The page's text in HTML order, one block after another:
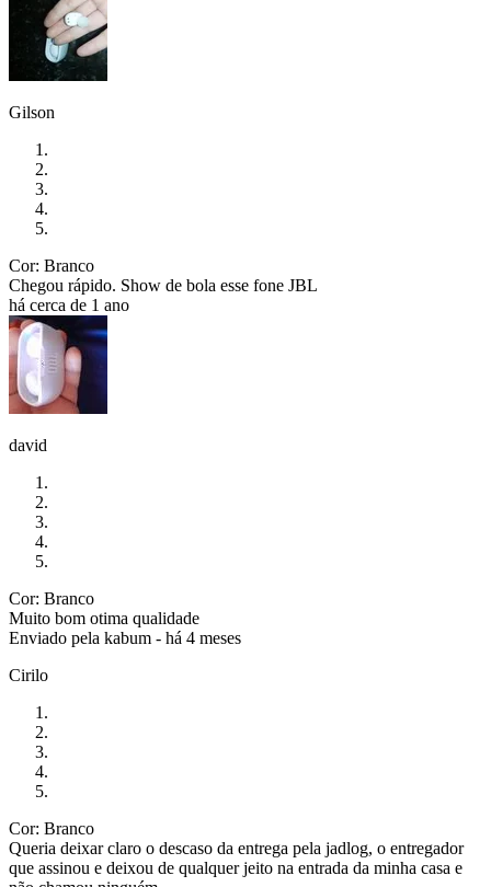
Gilson
Cor: Branco
Chegou rápido. Show de bola esse fone JBL
há cerca de 1 ano
david
Cor: Branco
Muito bom otima qualidade
Enviado pela kabum - há 4 meses
Cirilo
Cor: Branco
Queria deixar claro o descaso da entrega pela jadlog, o entregador
que assinou e deixou de qualquer jeito na entrada da minha casa e